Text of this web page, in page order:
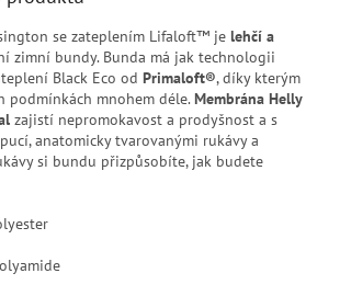
se zateplením Lifaloft™ je lehčí a
zimní bundy. Bunda má jak technologii
Black Eco od Primaloft®, díky kterým
podmínkách mnohem déle.Membrána Helly
zajistí nepromokavost a prodyšnost a s
anatomicky tvarovanými rukávy a
si bundu přizpůsobíte, jak budete